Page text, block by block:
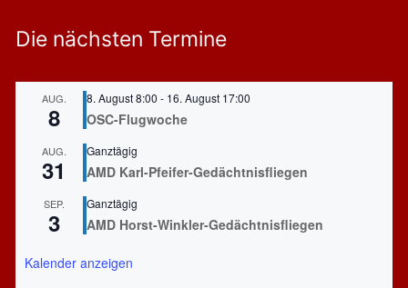
n
Die nächsten Termine
AUG.
8
8. August 8:00 - 16. August 17:00
OSC-Flugwoche
AUG.
31
Ganztägig
AMD Karl-Pfeifer-Gedächtnisfliegen
SEP.
3
Ganztägig
AMD Horst-Winkler-Gedächtnisfliegen
Kalender anzeigen